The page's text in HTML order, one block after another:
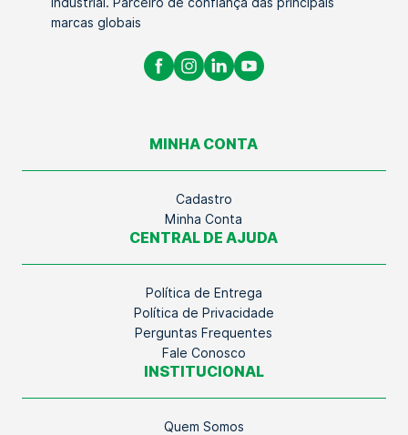
marcas globais
MINHA CONTA
Cadastro
Minha Conta
CENTRAL DE AJUDA
Política de Entrega
Política de Privacidade
Perguntas Frequentes
Fale Conosco
INSTITUCIONAL
Quem Somos